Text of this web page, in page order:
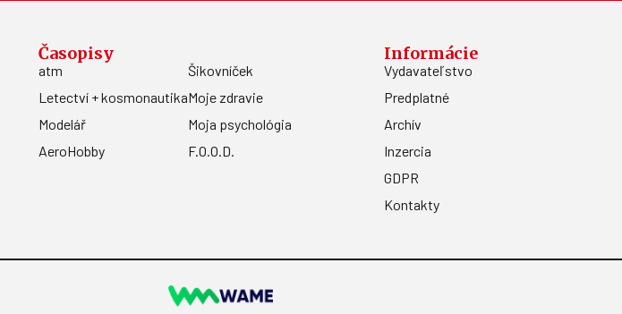
Časopisy
atm
Letectví + kosmonautika
Modelář
AeroHobby
Šikovníček
Moje zdravie
Moja psychológia
F.O.O.D.
Informácie
Vydavateľstvo
Predplatné
Archív
Inzercia
GDPR
Kontakty